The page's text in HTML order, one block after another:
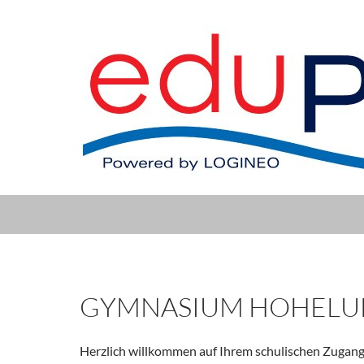
GYMNASIUM
Herzlich willkommen auf Ihrem schulischen